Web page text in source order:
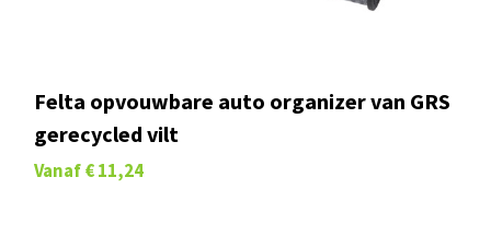
Felta opvouwbare auto organizer van GRS
gerecycled vilt
Vanaf € 11,24